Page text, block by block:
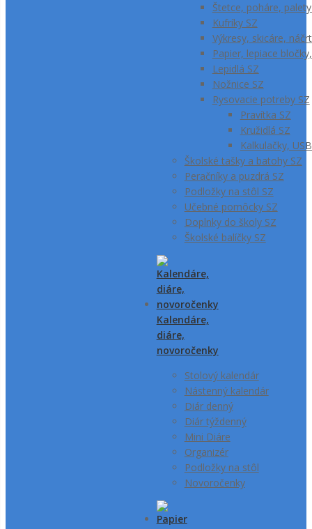
Štetce, poháre,
Kufríky SZ
Výkresy, skicáre,
Papier, lepiace
Lepidlá SZ
Nožnice SZ
Rysovacie potreby SZ
Pravítka SZ
Kružidlá SZ
Kalkulačky,
Školské tašky a batohy SZ
Peračníky a puzdrá SZ
Podložky na stôl SZ
Učebné pomôcky SZ
Doplnky do školy SZ
Školské balíčky SZ
Kalendáre,
diáre,
novoročenky
Stolový kalendár
Nástenný kalendár
Diár denný
Diár týždenný
Mini Diáre
Organizér
Podložky na stôl
Novoročenky